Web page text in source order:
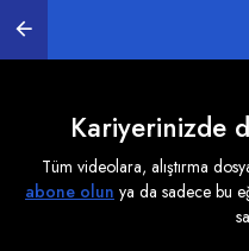
Kariyerinizde
Tüm videolara, alıştırma
abone olun ya da sadece bu
Ön Muhasebe Nedir?
19:49
Ön Muhasebecinin Görevleri
Fatura ile İlgili Bilinmesi